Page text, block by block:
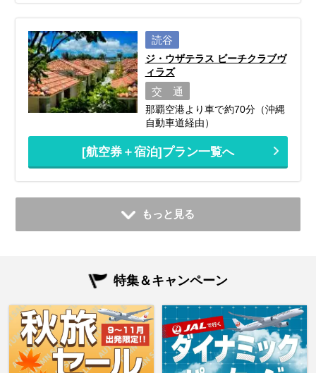
読谷
ジ・ウザテラス ビーチクラブヴ
ィラズ
交 通
那覇空港より車で約70分（沖縄
自動車道経由）
[航空券＋宿泊]プラン一覧へ
もっと見る
特集＆キャンペーン